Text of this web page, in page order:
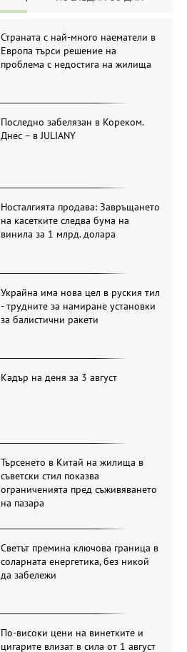
Страната с най-много наематели в
Европа търси решение на
проблема с недостига на жилища
Последно забелязан в Кореком.
Днес – в JULIANY
Носталгията продава: Завръщането
на касетките следва бума на
винила за 1 млрд. долара
Украйна има нова цел в руския тил
- трудните за намиране установки
за балистични ракети
Кадър на деня за 3 август
Търсенето в Китай на жилища в
съветски стил показва
ограниченията пред съживяването
на пазара
Светът премина ключова граница в
соларната енергетика, без никой
да забележи
По-високи цени на винетките и
цигарите влизат в сила от 1 август